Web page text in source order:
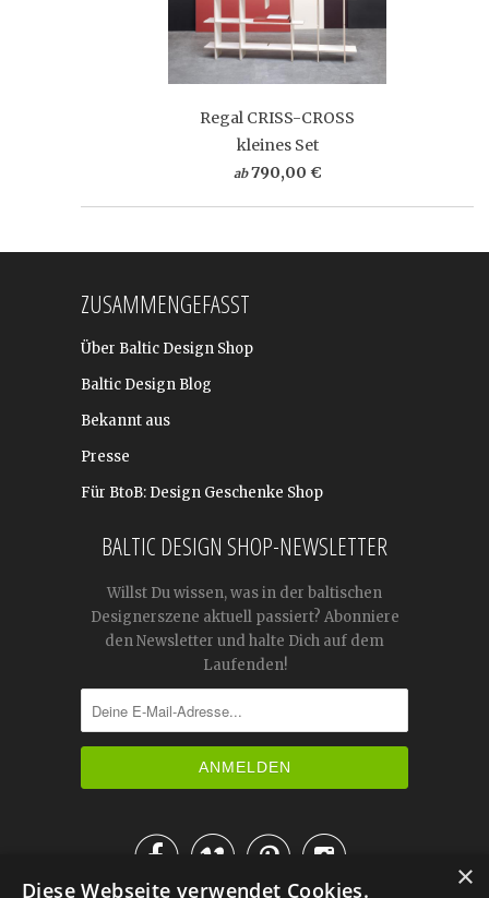
Regal CRISS-CROSS
kleines Set
ab 790,00 €
ZUSAMMENGEFASST
Über Baltic Design Shop
Baltic Design Blog
Bekannt aus
Presse
Für BtoB: Design Geschenke Shop
BALTIC DESIGN SHOP-NEWSLETTER
Willst Du wissen, was in der baltischen
Designerszene aktuell passiert? Abonniere
den Newsletter und halte Dich auf dem
Laufenden!
 ×
Diese Webseite verwendet Cookies.